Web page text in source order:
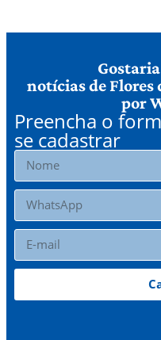
notícias de Flores
por
Preencha o
se cadastrar